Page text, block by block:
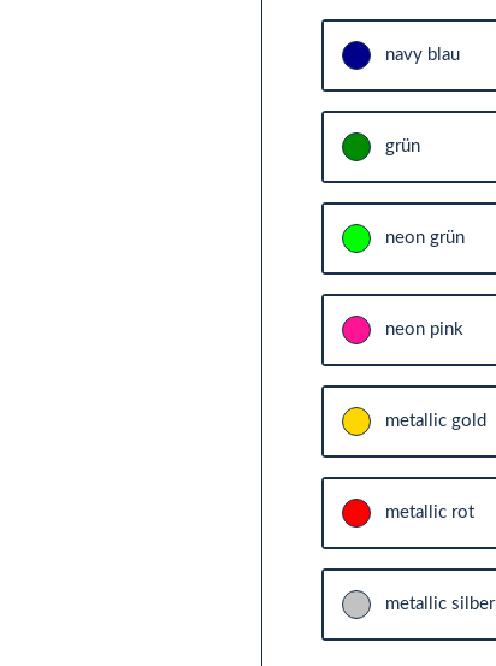
navy blau
grün
neon grün
neon pink
metallic gold
metallic rot
metallic silber